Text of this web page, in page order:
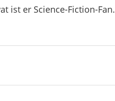
ist er Science-Fiction-Fan.